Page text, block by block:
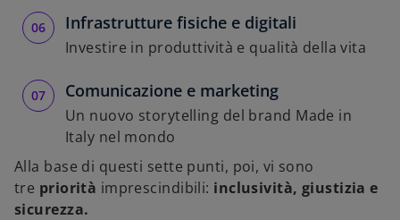
Infrastrutture fisiche e digitali
Investire in produttività e qualità della vita
Comunicazione e marketing
Un nuovo storytelling del brand Made in
Italy nel mondo
Alla base di questi sette punti, poi, vi sono
tre priorità imprescindibili: inclusività, giustizia e
sicurezza.